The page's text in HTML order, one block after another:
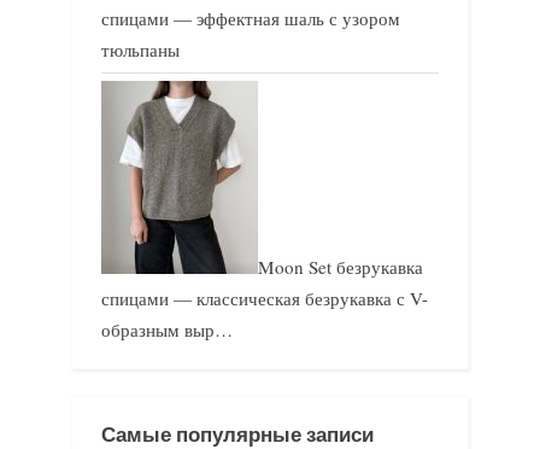
спицами — эффектная шаль с узором
тюльпаны
Moon Set безрукавка
спицами — классическая безрукавка с V-
образным выр…
Самые популярные записи